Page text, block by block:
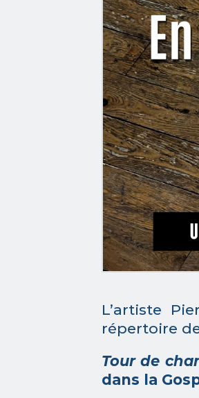
L’artiste
répertoire
Tour de
dans la